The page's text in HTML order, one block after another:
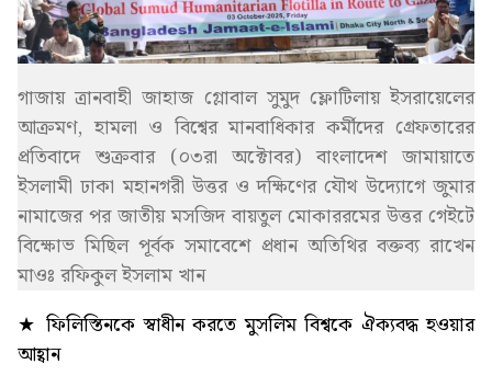
গাজায় ত্রানবাহী জাহাজ গ্লোবাল সুমুদ ফ্লোটিলায় ইসরায়েলের
আক্রমণ, হামলা ও বিশ্বের মানবাধিকার কর্মীদের গ্রেফতারের
প্রতিবাদে শুক্রবার (০৩রা অক্টোবর) বাংলাদেশ জামায়াতে
ইসলামী ঢাকা মহানগরী উত্তর ও দক্ষিণের যৌথ উদ্যোগে জুমার
নামাজের পর জাতীয় মসজিদ বায়তুল মোকাররমের উত্তর গেইটে
বিক্ষোভ মিছিল পূর্বক সমাবেশে প্রধান অতিথির বক্তব্য রাখেন
মাওঃ রফিকুল ইসলাম খান
★ ফিলিস্তিনকে স্বাধীন করতে মুসলিম বিশ্বকে ঐক্যবদ্ধ হওয়ার
আহ্বান